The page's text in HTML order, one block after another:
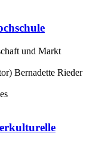
und Markt
Bernadette Rieder